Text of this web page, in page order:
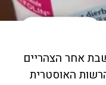
אחר הצהריים
האוסטרית